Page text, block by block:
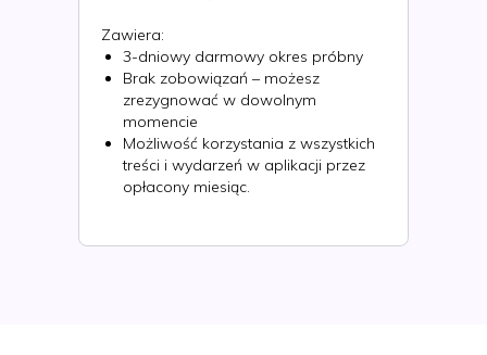
Zawiera:
3-dniowy darmowy okres próbny
Brak zobowiązań – możesz
zrezygnować w dowolnym
momencie
Możliwość korzystania z wszystkich
treści i wydarzeń w aplikacji przez
opłacony miesiąc.